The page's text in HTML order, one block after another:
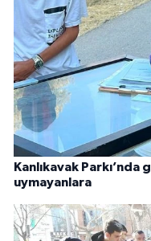
Kanlıkavak
uymayanlara